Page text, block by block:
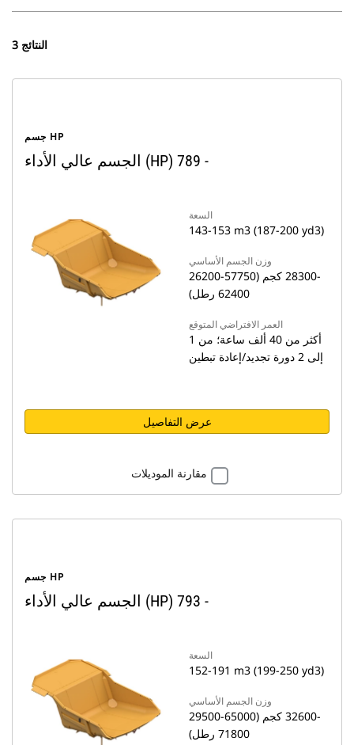
3 النتائج
جسم HP
الجسم عالي الأداء (HP) ‏- 789
السعة
143-153 m3 (187-200 yd3)
وزن الجسم الأساسي
26200‏-28300 كجم (57750-
62400 رطل)
العمر الافتراضي المتوقع
أكثر من 40 ألف ساعة؛ من 1
إلى 2 دورة تجديد/إعادة تبطين
عرض التفاصيل
مقارنة الموديلات
جسم HP
الجسم عالي الأداء (HP) ‏- 793
السعة
152-191 m3 (199-250 yd3)
وزن الجسم الأساسي
29500‏-32600 كجم (65000-
71800 رطل)